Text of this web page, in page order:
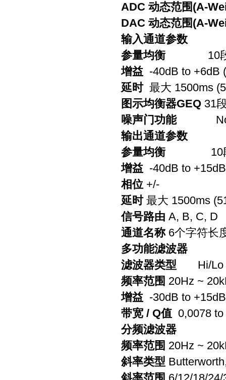
ADC 动态范围(A-
DAC 动态范围(A-
输入通道参数
参量均衡10
增益 -40dB to +6dB
延时 最大 1500ms
图示均衡器GEQ 31
噪声门功能
输出通道参数
参量均衡10
增益 -40dB to
相位 +/-
延时 最大 1500ms
信号路由 A, B, C, D
通道名称 6个字符长
多功能滤波器
滤波器类型
Hi/
频率范围 20Hz ~
增益 -30dB to
带宽 / Q值 0,0078
分频滤波器
频率范围 20Hz ~
斜率类型